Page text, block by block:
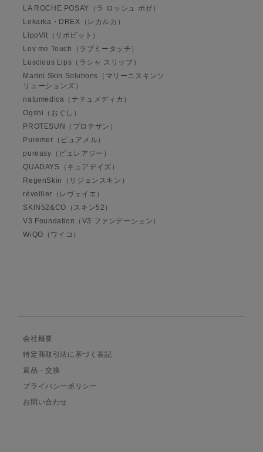
LA ROCHE POSAY（ラ ロッシュ ポゼ）
Lekarka・DREX（レカルカ）
LipoVit（リポビット）
Lov me Touch（ラブミータッチ）
Luscious Lips（ラシャ スリップ）
Marini Skin Solutions（マリーニスキンソ
リューションズ）
natumedica（ナチュメディカ）
Ogshi（おぐし）
PROTESUN（プロテサン）
Puremer（ピュアメル）
pureasy（ピュレアジー）
QUADAYS（キュアデイズ）
RegenSkin（リジェンスキン）
réveiller（レヴェイエ）
SKIN52&CO（スキン52）
V3 Foundation（V3 ファンデーション）
WiQO（ワイコ）
会社概要
特定商取引法に基づく表記
返品・交換
プライバシーポリシー
お問い合わせ